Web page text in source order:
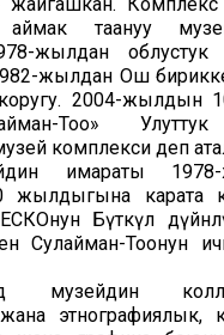
таануу
жылдан облустук
жылдан Ош
2004-жылдын
Тоо»
комплекси деп
имараты
жылдыгына карата
Бүткүл
Сулайман-Тоонун
музейдин
этнографиялык,